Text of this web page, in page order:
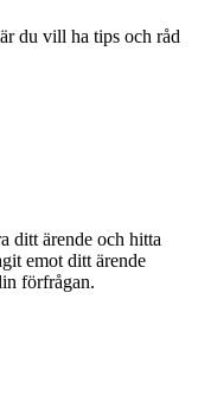
du vill ha tips och råd
ditt ärende och hitta
emot ditt ärende
förfrågan.